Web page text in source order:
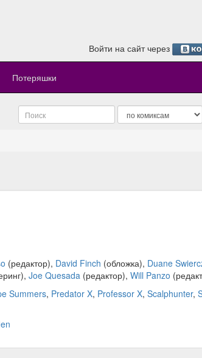
Войти на сайт через
Потеряшки
(редактор), David Finch (обложка), Duane
Joe Quesada(редактор), Will Panzo
Summers, Predator X, Professor X, Scalphunter,